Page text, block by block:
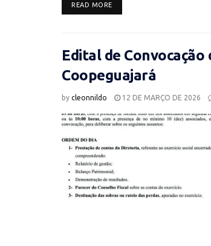
READ MOREDETAILS
Edital de
Coopeguajará
by cleonnildo 12 DE MARÇO DE 2026